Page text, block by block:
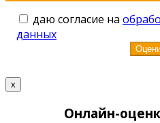
даю согласие на
данных
x
Онлайн-